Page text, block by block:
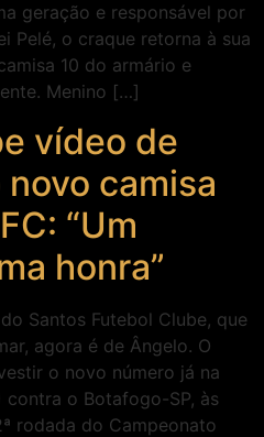
geração e responsável por
Pelé, o craque retorna à sua
10 do armário e
Menino […]
vídeo de
camisa
“Um
honra”
Santos Futebol Clube, que
agora é de Ângelo. O
o novo número já na
o Botafogo-SP, às
rodada do Campeonato